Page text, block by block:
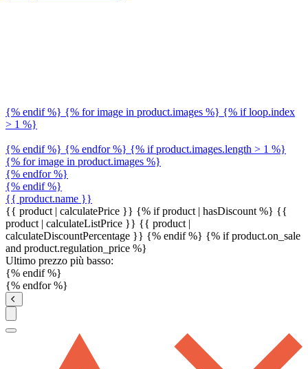
{% endif %} {% for image in product.images %} {% if loop.index
> 1 %}
{% endif %} {% endfor %} {% if product.images.length > 1 %}
{% for image in product.images %}
{% endfor %}
{% endif %}
{{ product.name }}
{{ product | calculatePrice }} {% if product | hasDiscount %} {{
product | calculateListPrice }} {{ product |
calculateDiscountPercentage }} {% endif %} {% if product.on_sale
and product.regulation_price %}
Ultimo prezzo più basso:
{% endif %}
{% endfor %}